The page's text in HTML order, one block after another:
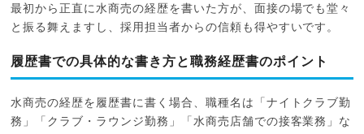
最初から正直に水商売の経歴を書いた方が、面接の場でも堂々
と振る舞えますし、採用担当者からの信頼も得やすいです。
履歴書での具体的な書き方と職務経歴書のポイント
水商売の経歴を履歴書に書く場合、職種名は「ナイトクラブ勤
務」「クラブ・ラウンジ勤務」「水商売店舗での接客業務」な